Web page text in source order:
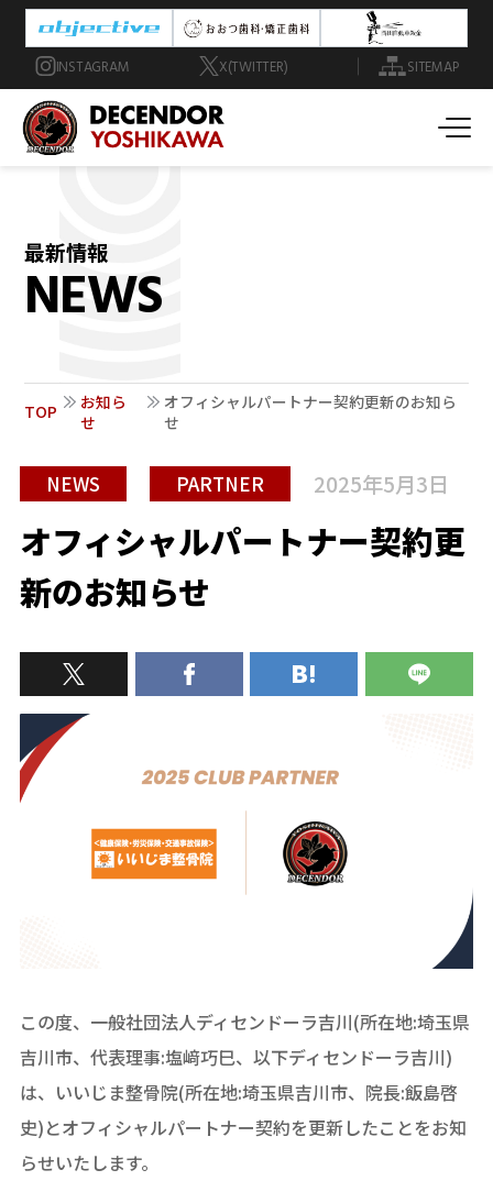
INSTAGRAM X(TWITTER) SITEMAP
最新情報
NEWS
TOP
お知ら
せ
オフィシャルパートナー契約更新のお知ら
せ
NEWS PARTNER 2025年5月3日
オフィシャルパートナー契約更
新のお知らせ
この度、一般社団法人ディセンドーラ吉川(所在地:埼玉県
吉川市、代表理事:塩﨑巧巳、以下ディセンドーラ吉川)
は、いいじま整骨院(所在地:埼玉県吉川市、院長:飯島啓
史)とオフィシャルパートナー契約を更新したことをお知
らせいたします。